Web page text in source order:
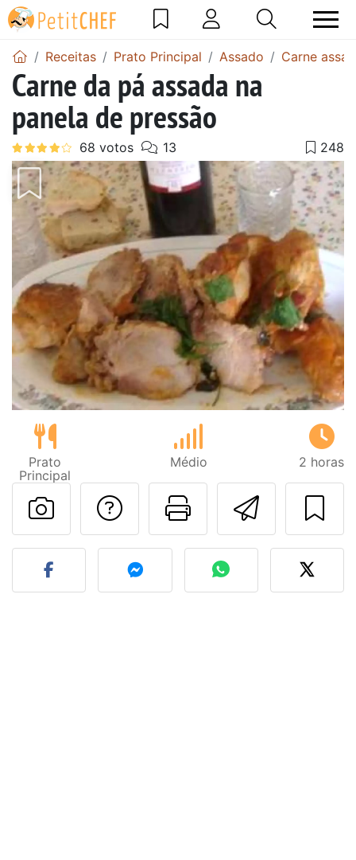
Receitas Prato Principal Assado Carne
Carne da pá assada na
panela de pressão
Prato
Principal
Médio 2 horas
Imprima
Falar com o autor
Fez esta receita?